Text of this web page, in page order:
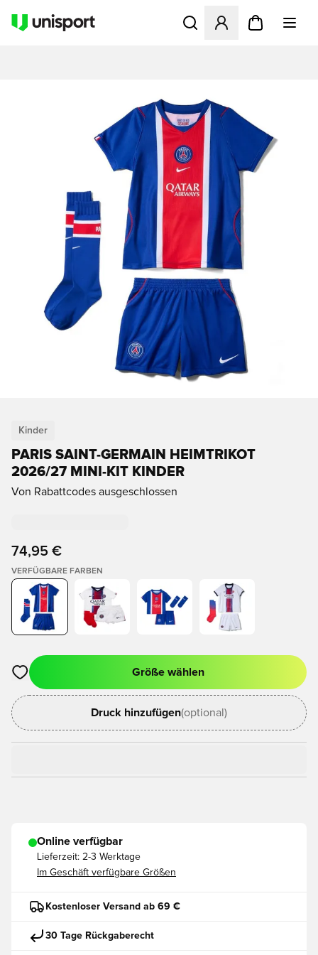
Öffnet ein neues Fenster
Kinder
PARIS SAINT-GERMAIN HEIMTRIKOT
2026/27 MINI-KIT KINDER
Von Rabattcodes ausgeschlossen
74,95 €
VERFÜGBARE FARBEN
Öffnet ein neues Fenster zum Anmelden oder Registrieren
Größe wählen
Druck hinzufügen(optional)
Online verfügbar
Lieferzeit: 2-3 Werktage
Im Geschäft verfügbare Größen
Kostenloser Versand ab 69 €
30 Tage Rückgaberecht